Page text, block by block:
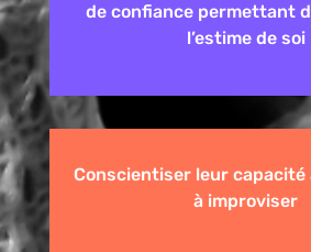
de confiance permettant
l’estime de soi
Conscientiser leur
à improviser